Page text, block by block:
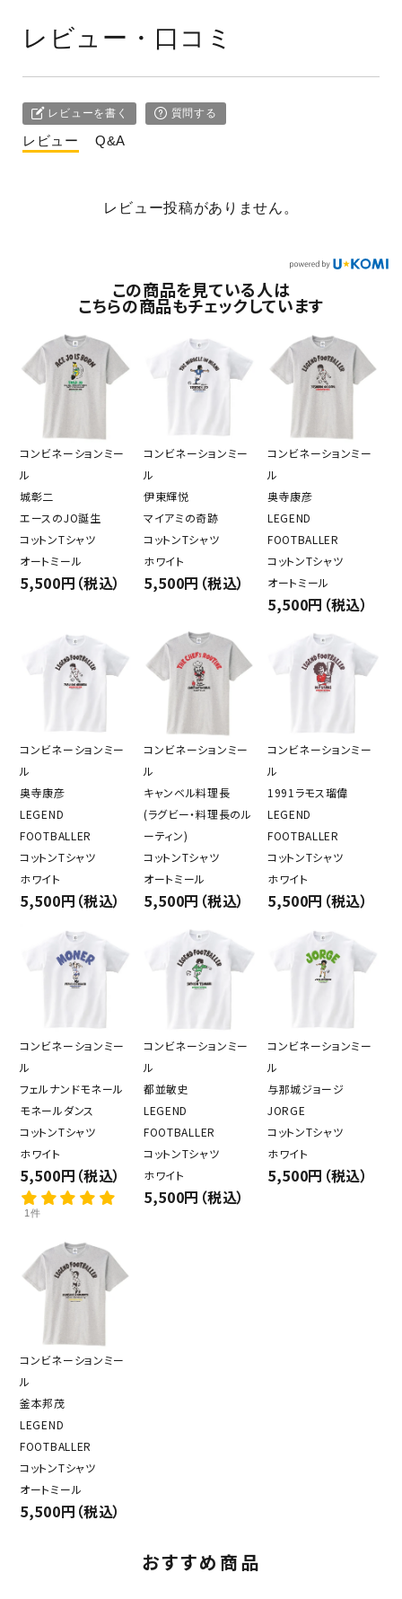
レビュー・口コミ
レビューを書く 質問する
レビュー Q&A
レビュー投稿がありません。
この商品を見ている人は
こちらの商品もチェックしています
コンビネーションミー
ル
城彰二
エースのJO誕生
コットンTシャツ
オートミール
5,500円（税込）
コンビネーションミー
ル
伊東輝悦
マイアミの奇跡
コットンTシャツ
ホワイト
5,500円（税込）
コンビネーションミー
ル
奥寺康彦
LEGEND
FOOTBALLER
コットンTシャツ
オートミール
5,500円（税込）
コンビネーションミー
ル
奥寺康彦
LEGEND
FOOTBALLER
コットンTシャツ
ホワイト
5,500円（税込）
コンビネーションミー
ル
キャンベル料理長
(ラグビー・料理長のル
ーティン)
コットンTシャツ
オートミール
5,500円（税込）
コンビネーションミー
ル
1991ラモス瑠偉
LEGEND
FOOTBALLER
コットンTシャツ
ホワイト
5,500円（税込）
コンビネーションミー
ル
フェルナンドモネール
モネールダンス
コットンTシャツ
ホワイト
5,500円（税込）
1件
コンビネーションミー
ル
都並敏史
LEGEND
FOOTBALLER
コットンTシャツ
ホワイト
5,500円（税込）
コンビネーションミー
ル
与那城ジョージ
JORGE
コットンTシャツ
ホワイト
5,500円（税込）
コンビネーションミー
ル
釜本邦茂
LEGEND
FOOTBALLER
コットンTシャツ
オートミール
5,500円（税込）
おすすめ商品